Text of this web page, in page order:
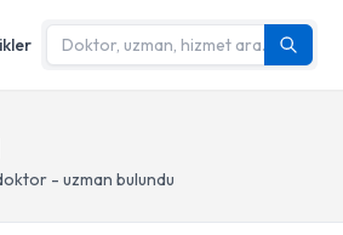
- uzman bulundu